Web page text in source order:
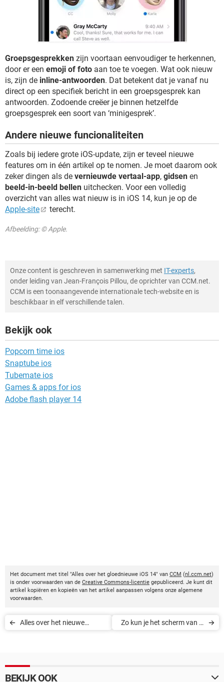
Groepsgesprekken zijn voortaan eenvoudiger te herkennen,
door er een emoji of foto aan toe te voegen. Wat ook nieuw
is, zijn de inline-antwoorden. Dat betekent dat je vanaf nu
direct op een specifiek bericht in een groepsgesprek kan
antwoorden. Zodoende creëer je binnen hetzelfde
groepsgesprek een soort van ‘minigesprek’.
Andere nieuwe funcionaliteiten
Zoals bij iedere grote iOS-update, zijn er teveel nieuwe
features om in één artikel op te nomen. Je moet daarom ook
zeker dingen als de vernieuwde vertaal-app, gidsen en
beeld-in-beeld bellen uitchecken. Voor een volledig
overzicht van alles wat nieuw is in iOS 14, kun je op de
Apple-site
terecht.
Afbeelding: © Apple.
Onze content is geschreven in samenwerking met IT-experts,
onder leiding van Jean-François Pillou, de oprichter van CCM.net.
CCM is een toonaangevende internationale tech-website en is
beschikbaar in elf verschillende talen.
Bekijk ook
Popcorn time ios
Snaptube ios
Tubemate ios
Games & apps for ios
Adobe flash player 14
Het document met titel "Alles over het gloednieuwe iOS 14" van CCM (nl.ccm.net)
is onder voorwaarden van de Creative Commons-licentie gepubliceerd. Je kunt dit
artikel kopiëren en kopieën van het artikel aanpassen volgens onze algemene
voorwaarden.
Alles over het nieuwe
Zo kun je het scherm van je
BEKIJK OOK